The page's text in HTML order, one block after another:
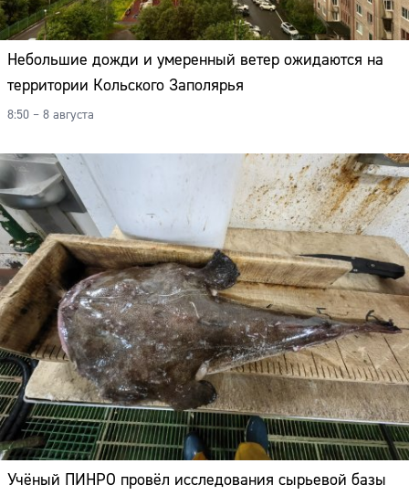
Небольшие дожди и умеренный ветер ожидаются на
территории Кольского Заполярья
8:50 – 8 августа
Учёный ПИНРО провёл исследования сырьевой базы